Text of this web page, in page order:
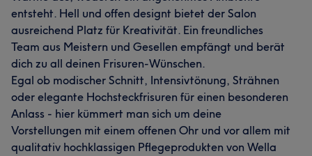
entsteht. Hell und offen designt bietet der Salon
ausreichend Platz für Kreativität. Ein freundliches
Team aus Meistern und Gesellen empfängt und berät
dich zu all deinen Frisuren-Wünschen.
Egal ob modischer Schnitt, Intensivtönung, Strähnen
oder elegante Hochsteckfrisuren für einen besonderen
Anlass - hier kümmert man sich um deine
Vorstellungen mit einem offenen Ohr und vor allem mit
qualitativ hochklassigen Pflegeprodukten von Wella